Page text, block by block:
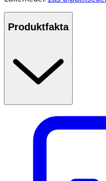
Produktfakta